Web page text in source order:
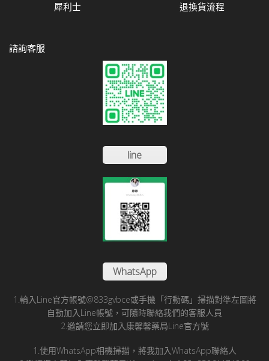
犀利士
退換貨流程
諮詢客服
line
WhatsApp
1.輪入Line官方帳號@833gvbce或手機「行動碼」掃描對準左圖將
自動加入Line帳號，可隨時聯絡我們的客服人員
2.邀請您立即加入康馨馨藥局Line官方號
1.使用WhatsApp相機掃描，將我加入WhatsApp聯絡人